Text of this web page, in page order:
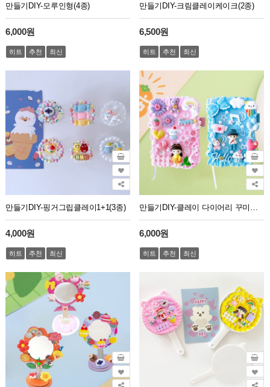
만들기DIY-모루인형(4종)
6,000원
히트 추천 최신
만들기DIY-크림클레이케이크(2종)
6,500원
히트 추천 최신
만들기DIY-핑거그립클레이1+1(3종)
4,000원
히트 추천 최신
6,000원
히트 추천 최신